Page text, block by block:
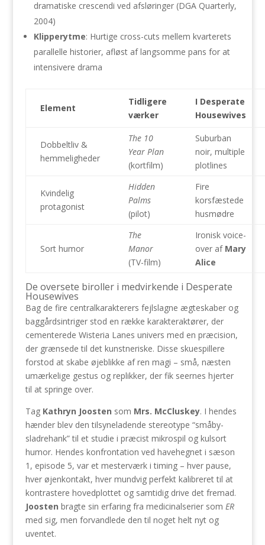
dramatiske crescendi ved afsløringer (DGA Quarterly,
2004)
Klipperytme: Hurtige cross-cuts mellem kvarterets
parallelle historier, afløst af langsomme pans for at
intensivere drama
Element
Tidligere
værker
I Desperate
Housewives
Dobbeltliv &
hemmeligheder
The 10
Year Plan
(kortfilm)
Suburban
noir, multiple
plotlines
Kvindelig
protagonist
Hidden
Palms
(pilot)
Fire
korsfæstede
husmødre
Sort humor
The
Manor
(TV-film)
Ironisk voice-
over af Mary
Alice
De oversete biroller i medvirkende i Desperate
Housewives
Bag de fire centralkarakterers fejlslagne ægteskaber og
baggårdsintriger stod en række karakteraktører, der
cementerede Wisteria Lanes univers med en præcision,
der grænsede til det kunstneriske. Disse skuespillere
forstod at skabe øjeblikke af ren magi – små, næsten
umærkelige gestus og replikker, der fik seernes hjerter
til at springe over.
Tag Kathryn Joosten som Mrs. McCluskey. I hendes
hænder blev den tilsyneladende stereotype “småby-
sladrehank” til et studie i præcist mikrospil og kulsort
humor. Hendes konfrontation ved havehegnet i sæson
1, episode 5, var et mesterværk i timing – hver pause,
hver øjenkontakt, hver mundvig perfekt kalibreret til at
kontrastere hovedplottet og samtidig drive det fremad.
Joosten bragte sin erfaring fra medicinalserier som ER
med sig, men forvandlede den til noget helt nyt og
uventet.